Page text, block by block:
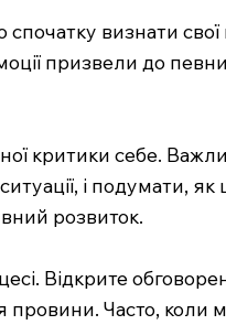
визнати
призвели до
критики себе.
і подумати,
розвиток.
Відкрите
провини. Часто,